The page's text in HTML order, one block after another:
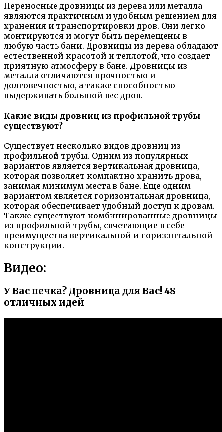
Переносные дровницы из дерева или металла
являются практичным и удобным решением для
хранения и транспортировки дров. Они легко
монтируются и могут быть перемещены в
любую часть бани. Дровницы из дерева обладают
естественной красотой и теплотой, что создает
приятную атмосферу в бане. Дровницы из
металла отличаются прочностью и
долговечностью, а также способностью
выдерживать большой вес дров.
Какие виды дровниц из профильной трубы
существуют?
Существует несколько видов дровниц из
профильной трубы. Одним из популярных
вариантов является вертикальная дровница,
которая позволяет компактно хранить дрова,
занимая минимум места в бане. Еще одним
вариантом является горизонтальная дровница,
которая обеспечивает удобный доступ к дровам.
Также существуют комбинированные дровницы
из профильной трубы, сочетающие в себе
преимущества вертикальной и горизонтальной
конструкции.
Видео:
У Вас печка? Дровница для Вас! 48
отличных идей